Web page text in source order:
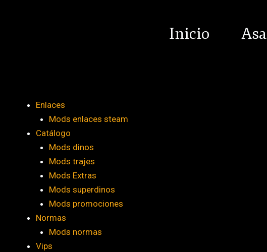
Inicio Asa
Enlaces
Mods enlaces steam
Catálogo
Mods dinos
Mods trajes
Mods Extras
Mods superdinos
Mods promociones
Normas
Mods normas
Vips